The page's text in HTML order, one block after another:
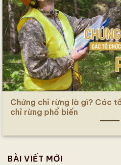
Chứng chỉ rừng là gì? Các
chỉ rừng phổ biến
BÀI VIẾT MỚI